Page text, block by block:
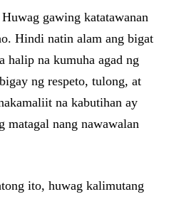
Huwag gawing katatawanan
Hindi natin alam ang bigat
halip na kumuha agad ng
ng respeto, tulong, at
na kabutihan ay
matagal nang nawawalan
ito, huwag kalimutang